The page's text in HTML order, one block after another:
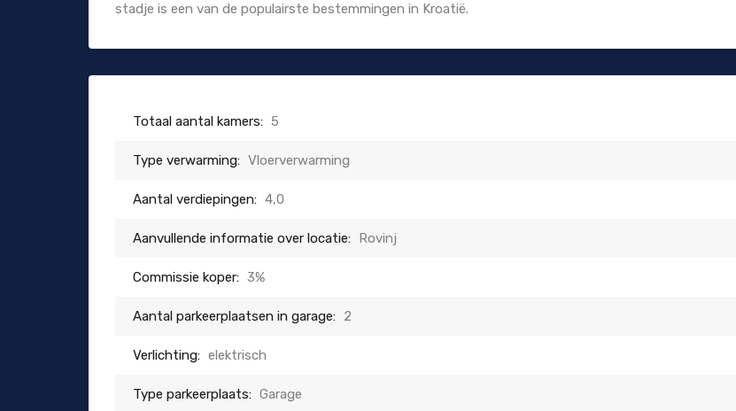
stadje is een van de populairste bestemmingen in Kroatië.
Totaal aantal kamers: 5
Type verwarming: Vloerverwarming
Aantal verdiepingen: 4,0
Aanvullende informatie over locatie: Rovinj
Commissie koper: 3%
Aantal parkeerplaatsen in garage: 2
Verlichting: elektrisch
Type parkeerplaats: Garage